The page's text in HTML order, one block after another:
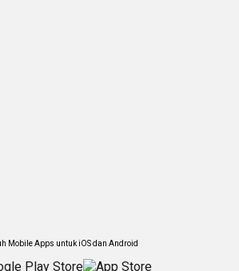
Mobile Apps untuk iOS dan Android